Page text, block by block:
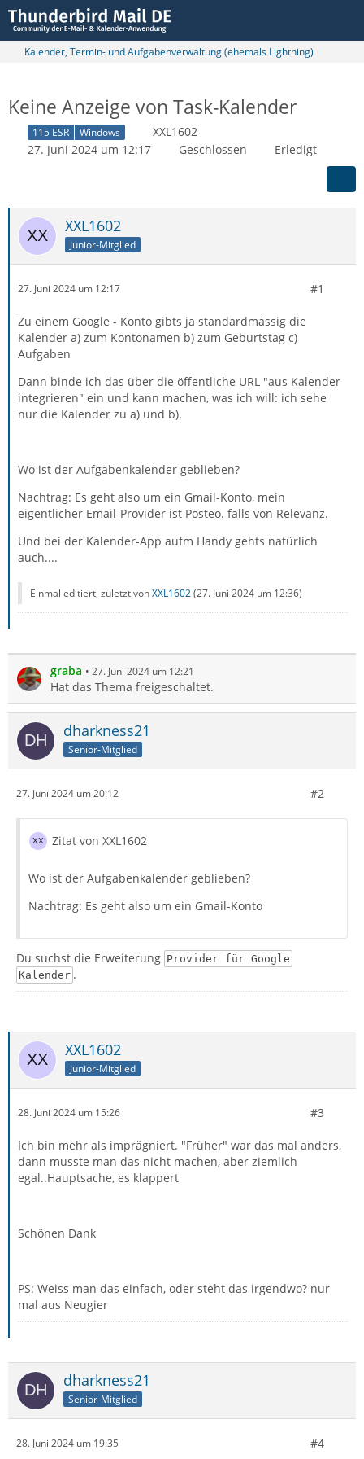
Kalender, Termin- und Aufgabenverwaltung (ehemals Lightning)
Keine Anzeige von Task-Kalender
115 ESR Windows
XXL1602
27. Juni 2024 um 12:17
Geschlossen Erledigt
XXL1602
Junior-Mitglied
27. Juni 2024 um 12:17 #1
Zu einem Google - Konto gibts ja standardmässig die
Kalender a) zum Kontonamen b) zum Geburtstag c)
Aufgaben
Dann binde ich das über die öffentliche URL "aus Kalender
integrieren" ein und kann machen, was ich will: ich sehe
nur die Kalender zu a) und b).
Wo ist der Aufgabenkalender geblieben?
Nachtrag: Es geht also um ein Gmail-Konto, mein
eigentlicher Email-Provider ist Posteo. falls von Relevanz.
Und bei der Kalender-App aufm Handy gehts natürlich
auch....
Einmal editiert, zuletzt vonXXL1602(27. Juni 2024 um 12:36)
graba 27. Juni 2024 um 12:21
Hat das Thema freigeschaltet.
dharkness21
Senior-Mitglied
27. Juni 2024 um 20:12 #2
Zitat von XXL1602
Wo ist der Aufgabenkalender geblieben?
Nachtrag: Es geht also um ein Gmail-Konto
Du suchst die Erweiterung Provider für Google
Kalender .
XXL1602
Junior-Mitglied
28. Juni 2024 um 15:26 #3
Ich bin mehr als imprägniert. "Früher" war das mal anders,
dann musste man das nicht machen, aber ziemlich
egal..Hauptsache, es klappert
Schönen Dank
PS: Weiss man das einfach, oder steht das irgendwo? nur
mal aus Neugier
dharkness21
Senior-Mitglied
28. Juni 2024 um 19:35 #4